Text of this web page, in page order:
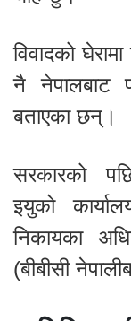
विवादको
नै नेपालबाट
बताएका छन्।
सरकारको
इयुको
निकायका
(बीबीसी